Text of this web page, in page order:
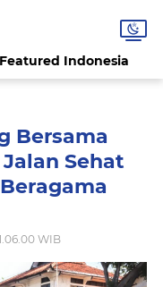
Featured Indonesia
Bersama
Sehat
WIB